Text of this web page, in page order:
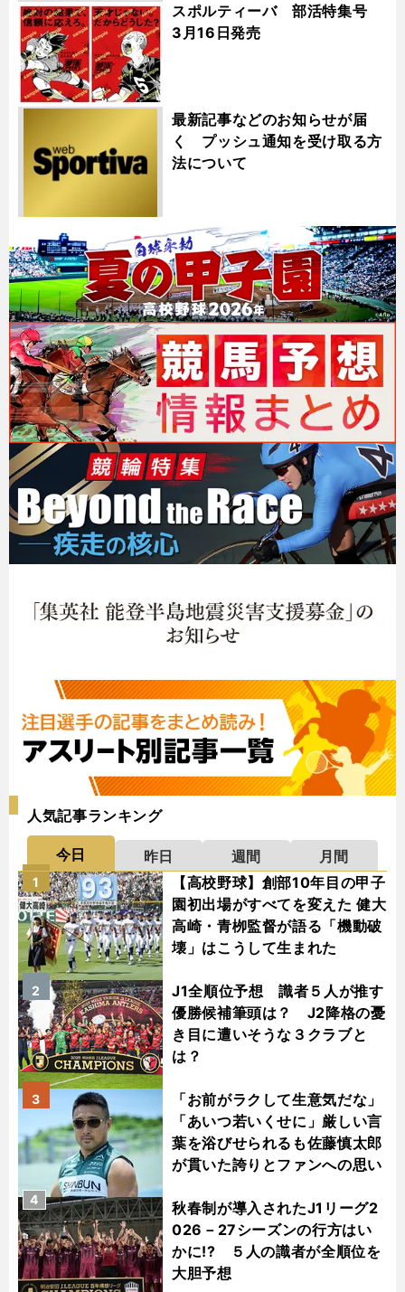
スポルティーバ 部活特集号
3月16日発売
最新記事などのお知らせが届
く プッシュ通知を受け取る方
法について
人気記事ランキング
今日 昨日 週間
月間
【高校野球】創部10年目の甲子
園初出場がすべてを変えた 健大
高崎・青栁監督が語る「機動破
壊」はこうして生まれた
1
J1全順位予想 識者５人が推す
優勝候補筆頭は？ J2降格の憂
き目に遭いそうな３クラブと
は？
2
「お前がラクして生意気だな」
「あいつ若いくせに」厳しい言
葉を浴びせられるも佐藤慎太郎
が貫いた誇りとファンへの思い
3
秋春制が導入されたJ1リーグ2
026－27シーズンの行方はい
かに!? ５人の識者が全順位を
大胆予想
4